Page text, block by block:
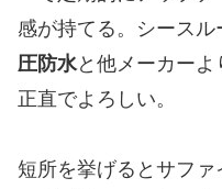
感が持てる。シース
圧防水と他メーカー
正直でよろしい。
短所を挙げるとサフ